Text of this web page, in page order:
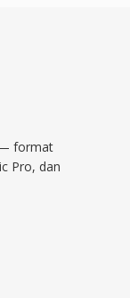
yang
atas
industri
— format
Pro, dan